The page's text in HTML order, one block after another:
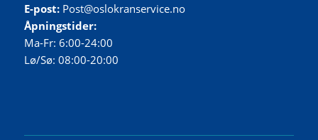
E-post: Post@oslokranservice.no
Åpningstider:
Ma-Fr: 6:00-24:00
Lø/Sø: 08:00-20:00